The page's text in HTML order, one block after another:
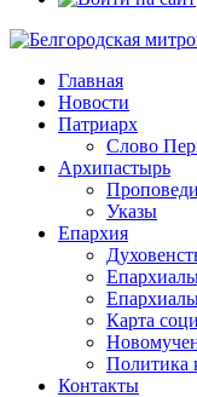
Главная
Новости
Патриарх
Слово
Архипастырь
Проповеди
Указы
Епархия
Карта
Политика
Контакты